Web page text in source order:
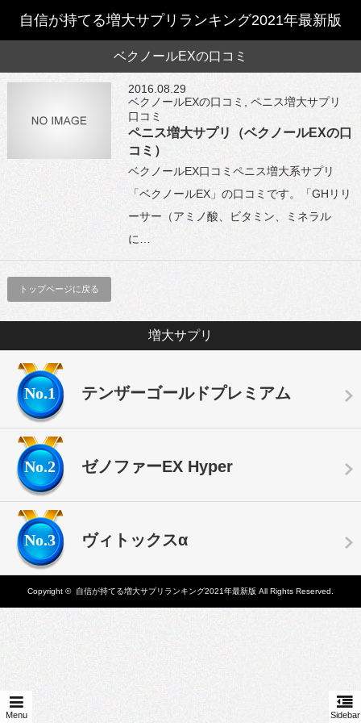
自信が持てる増大サプリランキング2021年最新版
Menu Sidebar
ベクノールEXの口コミ
2016.08.29
ベクノールEXの口コミ
,ペニス増大サプリ
口コミ
ペニス増大サプリ（ベクノールEXの口
コミ）
ベクノールEX口コミペニス増大系サプリ
「ベクノールEX」の口コミです。「GHリリ
ーサー（アミノ酸、ビタミン、ミネラル
に…
トップページに戻る
増大サプリ
No.1 テンザーゴールドプレミアム
No.2 ゼノファーEX Hyper
No.3 ヴィトックスα
Copyright © 自信が持てる増大サプリランキング2021年最新版 All Rights Reserved.